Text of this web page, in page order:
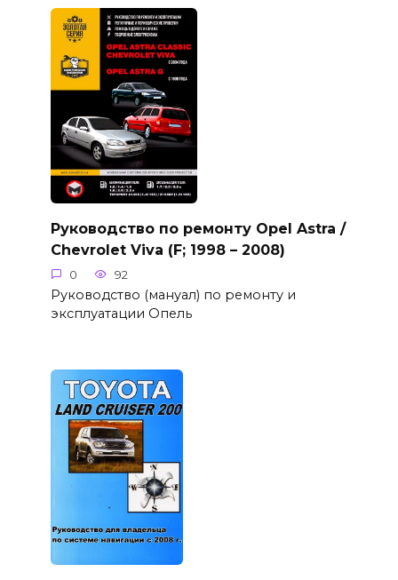
Руководство по ремонту Opel Astra /
Chevrolet Viva (F; 1998 – 2008)
0 92
Руководство (мануал) по ремонту и
эксплуатации Опель